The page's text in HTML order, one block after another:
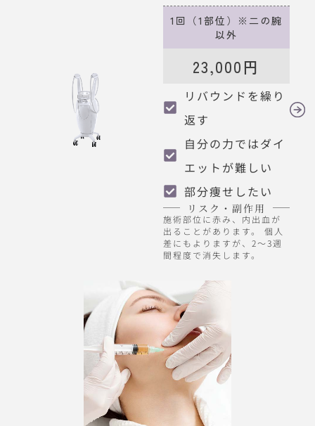
1回（1部位）※二の腕
以外
23,000円
リバウンドを繰り
返す
自分の力ではダイ
エットが難しい
部分痩せしたい
リスク・副作用
施術部位に赤み、内出血が
出ることがあります。 個人
差にもよりますが、2～3週
間程度で消失します。